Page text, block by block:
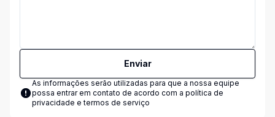
Enviar
As informações serão utilizadas para que a nossa equipe
possa entrar em contato de acordo com a política de
privacidade e termos de serviço